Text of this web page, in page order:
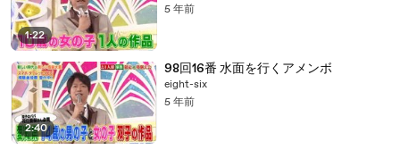
1:22
5 年前
2:40
98回16番 水面を行くアメンボ
eight-six
5 年前